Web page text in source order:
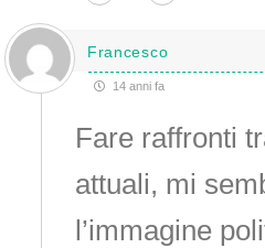
Francesco
14 anni fa
Fare raffronti
attuali, mi
l’immagine